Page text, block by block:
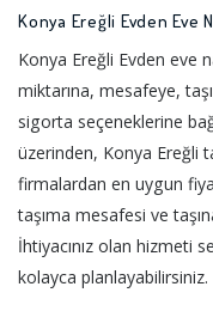
Konya Ereğli Evden Eve
Konya Ereğli Evden eve
miktarına, mesafeye,
sigorta seçeneklerine
üzerinden, Konya Ereğli
firmalardan en uygun
taşıma mesafesi ve
İhtiyacınız olan hizmeti
kolayca planlayabilirsiniz.